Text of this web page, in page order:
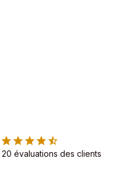
20 évaluations des clients